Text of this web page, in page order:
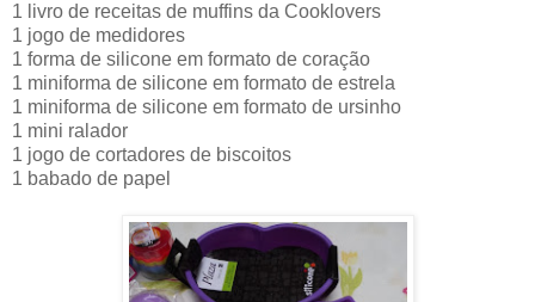
1 livro de receitas de muffins da Cooklovers
1 jogo de medidores
1 forma de silicone em formato de coração
1 miniforma de silicone em formato de estrela
1 miniforma de silicone em formato de ursinho
1 mini ralador
1 jogo de cortadores de biscoitos
1 babado de papel